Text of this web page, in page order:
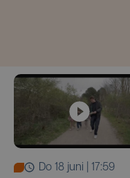
do 18 juni | 17:59